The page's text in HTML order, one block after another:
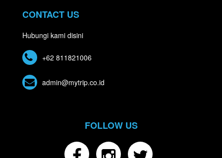
CONTACT US
Hubungi kami disini
+62 811821006
admin@mytrip.co.id
FOLLOW US